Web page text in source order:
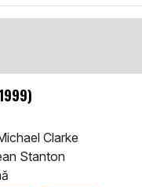
Clarke
Stanton